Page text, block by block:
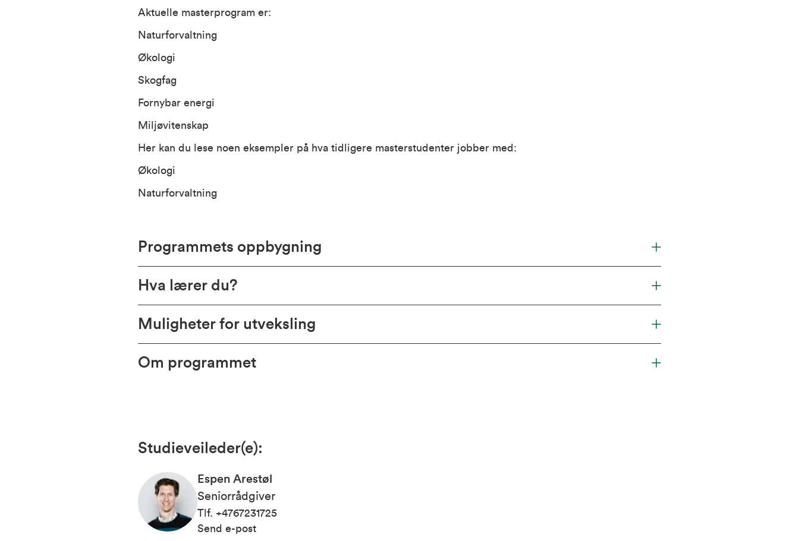
Aktuelle masterprogram er:
Naturforvaltning
Økologi
Skogfag
Fornybar energi
Miljøvitenskap
Her kan du lese noen eksempler på hva tidligere masterstudenter jobber med:
Økologi
Naturforvaltning
Programmets oppbygning
Hva lærer du?
Muligheter for utveksling
Om programmet
Studieveileder(e):
Espen Arestøl
Seniorrådgiver
Tlf. +4767231725
Send e-post